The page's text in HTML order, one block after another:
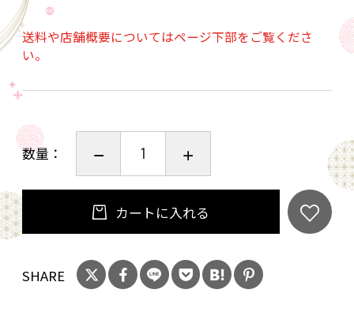
送料や店舗概要についてはページ下部をご覧くださ
い。
数量：
カートに入れる
SHARE